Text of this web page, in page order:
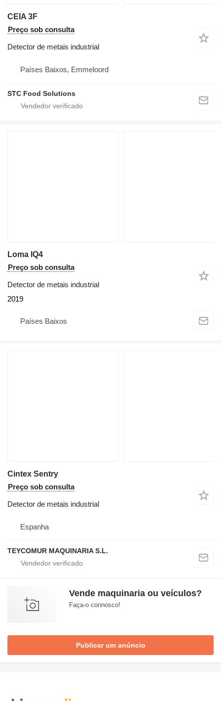
CEIA 3F
Preço sob consulta
Detector de metais industrial
Países Baixos, Emmeloord
STC Food Solutions
Loma IQ4
Preço sob consulta
Detector de metais industrial
2019
Países Baixos
Cintex Sentry
Preço sob consulta
Detector de metais industrial
Espanha
TEYCOMUR MAQUINARIA S.L.
Vende maquinaria ou veículos?
Faça-o connosco!
Publicar um anúncio